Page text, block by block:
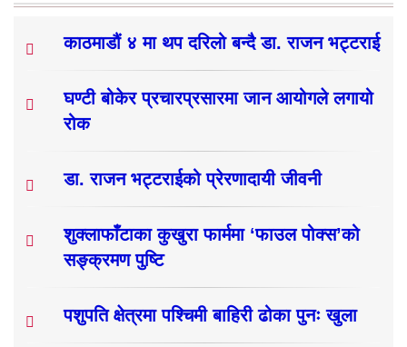
काठमाडौं ४ मा थप दरिलो बन्दै डा. राजन भट्टराई
घण्टी बोकेर प्रचारप्रसारमा जान आयोगले लगायो
रोक
डा. राजन भट्टराईको प्रेरणादायी जीवनी
शुक्लाफाँटाका कुखुरा फार्ममा ‘फाउल पोक्स’को
सङ्क्रमण पुष्टि
पशुपति क्षेत्रमा पश्चिमी बाहिरी ढोका पुनः खुला